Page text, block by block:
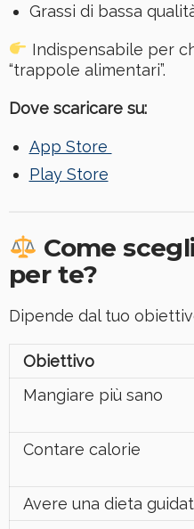
Grassi di bassa
Indispensabile per
“trappole alimentari”.
Dove scaricare su:
App Store
Play Store
Come
per te?
Dipende dal tuo
Obiettivo
Mangiare più sano
Contare calorie
Avere una dieta